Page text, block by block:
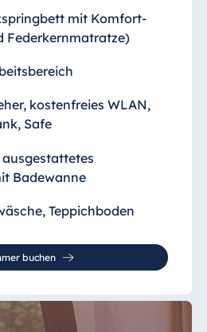
mit Komfort-
Federkernmatratze)
kostenfreies WLAN,
Safe
Badewanne
Teppichboden
buchen